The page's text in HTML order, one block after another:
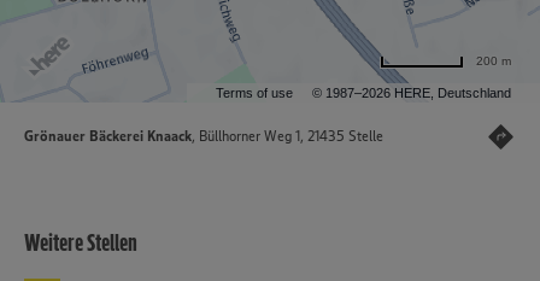
Terms of use © 1987–2026 HERE, Deutschland
200 m
Grönauer Bäckerei Knaack, Büllhorner Weg 1, 21435 Stelle
Weitere Stellen